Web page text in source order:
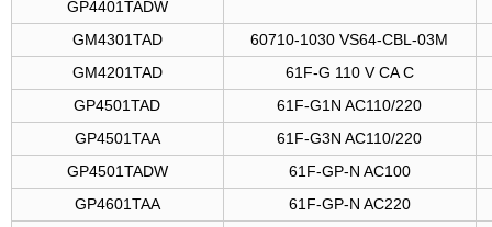
GP4401TADW
GM4301TAD
60710-1030 VS64-CBL-03M
GM4201TAD
61F-G 110 V CA C
GP4501TAD
61F-G1N AC110/220
GP4501TAA
61F-G3N AC110/220
GP4501TADW
61F-GP-N AC100
GP4601TAA
61F-GP-N AC220